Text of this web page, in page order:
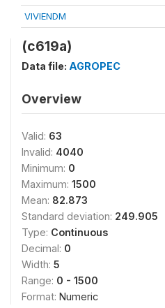
VIVIENDM
(c619a)
Data file: AGROPEC
Overview
Valid: 63
Invalid: 4040
Minimum: 0
Maximum: 1500
Mean: 82.873
Standard deviation: 249.905
Type: Continuous
Decimal: 0
Width: 5
Range: 0 - 1500
Format: Numeric